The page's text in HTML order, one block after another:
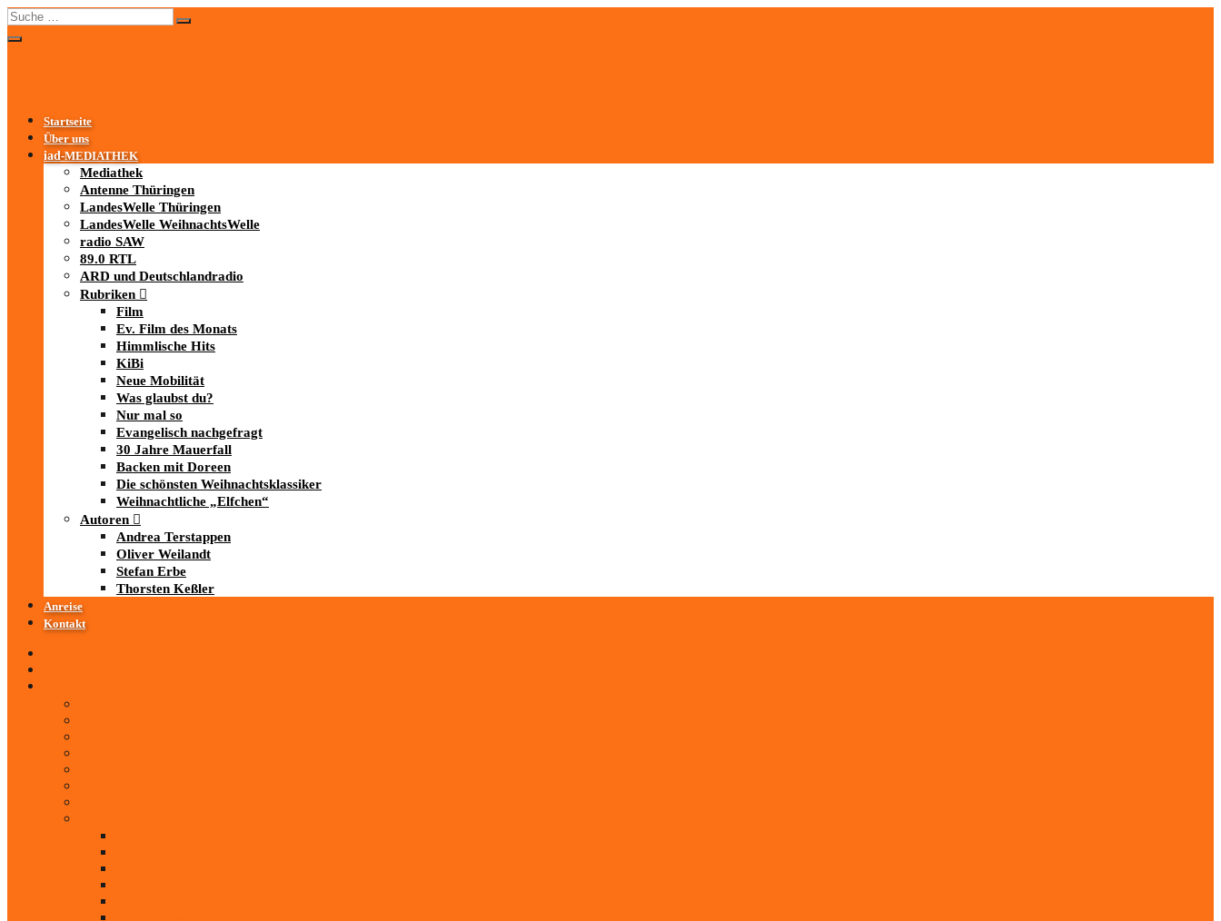
Startseite
Über uns
iad-MEDIATHEK
Mediathek
Antenne Thüringen
LandesWelle Thüringen
LandesWelle WeihnachtsWelle
radio SAW
89.0 RTL
ARD und Deutschlandradio
Rubriken
Film
Ev. Film des Monats
Himmlische Hits
KiBi
Neue Mobilität
Was glaubst du?
Nur mal so
Evangelisch nachgefragt
30 Jahre Mauerfall
Backen mit Doreen
Die schönsten Weihnachtsklassiker
Weihnachtliche „Elfchen“
Autoren
Andrea Terstappen
Oliver Weilandt
Stefan Erbe
Thorsten Keßler
Anreise
Kontakt